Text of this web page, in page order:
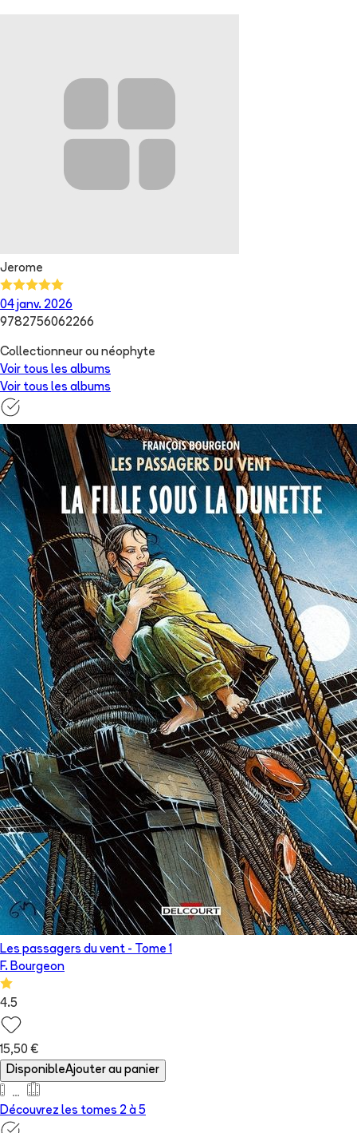
Jerome
04 janv. 2026
9782756062266
Collectionneur ou néophyte
Voir tous les albums
Voir tous les albums
Les passagers du vent - Tome 1
F. Bourgeon
4.5
15,50 €
DisponibleAjouter au panier
Découvrez les tomes 2 à 5